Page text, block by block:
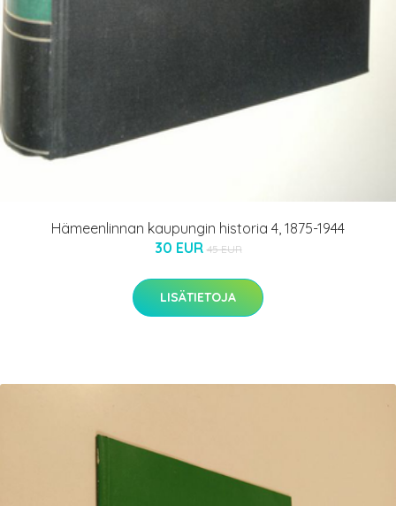
Hämeenlinnan kaupungin historia 4, 1875-1944
30 EUR 45 EUR
LISÄTIETOJA